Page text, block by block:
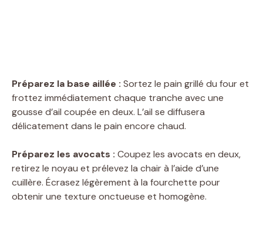
Préparez la base aillée : Sortez le pain grillé du four et
frottez immédiatement chaque tranche avec une
gousse d’ail coupée en deux. L’ail se diffusera
délicatement dans le pain encore chaud.
Préparez les avocats : Coupez les avocats en deux,
retirez le noyau et prélevez la chair à l’aide d’une
cuillère. Écrasez légèrement à la fourchette pour
obtenir une texture onctueuse et homogène.